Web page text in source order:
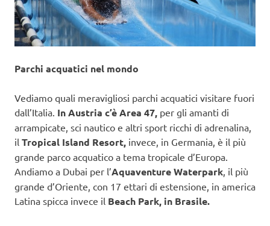
Parchi acquatici nel mondo
Vediamo quali meravigliosi parchi acquatici visitare fuori
dall’Italia. In Austria c’è Area 47, per gli amanti di
arrampicate, sci nautico e altri sport ricchi di adrenalina,
il Tropical Island Resort, invece, in Germania, è il più
grande parco acquatico a tema tropicale d’Europa.
Andiamo a Dubai per l’Aquaventure Waterpark, il più
grande d’Oriente, con 17 ettari di estensione, in america
Latina spicca invece il Beach Park, in Brasile.